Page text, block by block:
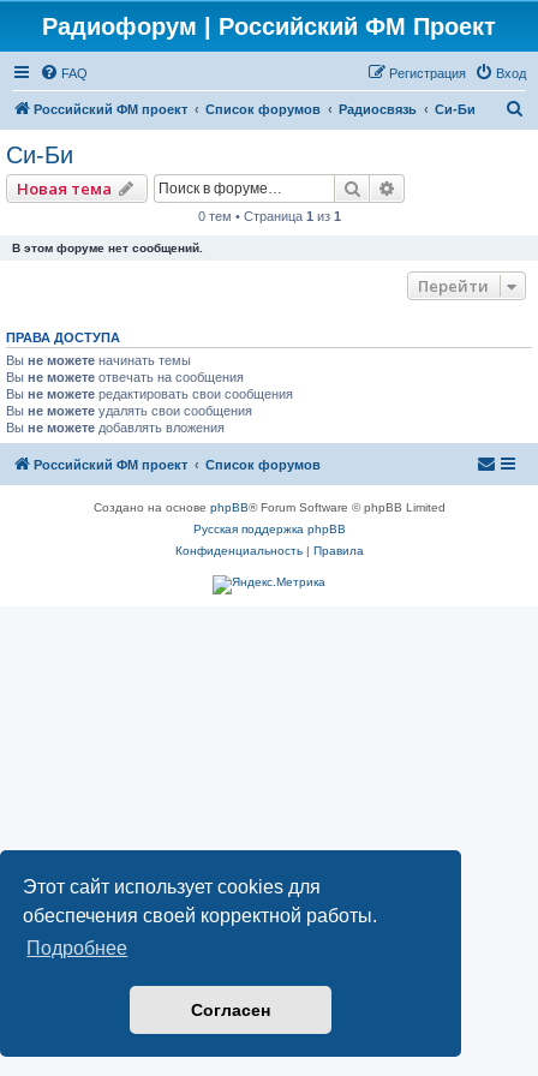
Этот сайт использует cookies для
обеспечения своей корректной работы.
Подробнее
Согласен
Радиофорум | Российский ФМ Проект
FAQ Вход
Регистрация
Российский ФМ проект Список форумов Радиосвязь Си-Би
Си-Би
Новая тема Поиск
0 тем • Страница 1 из 1
В этом форуме нет сообщений.
Перейти
ПРАВА ДОСТУПА
Вы не можете начинать темы
Вы не можете отвечать на сообщения
Вы не можете редактировать свои сообщения
Вы не можете удалять свои сообщения
Вы не можете добавлять вложения
Российский ФМ проект Список форумов
Создано на основе phpBB® Forum Software © phpBB Limited
Русская поддержка phpBB
Конфиденциальность| Правила